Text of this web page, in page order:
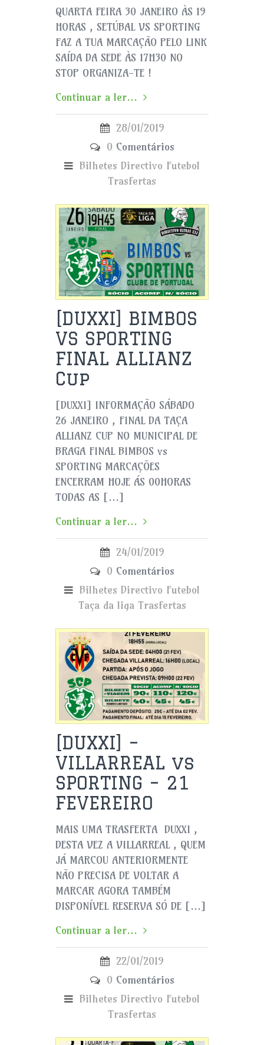
QUARTA FEIRA 30 JANEIRO ÀS 19
HORAS , SETÚBAL VS SPORTING
FAZ A TUA MARCAÇÃO PELO LINK
SAÍDA DA SEDE ÀS 17H30 NO
STOP ORGANIZA-TE !
Continuar a ler...
28/01/2019
0 Comentários
Bilhetes Directivo Futebol
Trasfertas
[DUXXI] BIMBOS
VS SPORTING
FINAL ALLIANZ
Cup
[DUXXI] INFORMAÇÃO SÁBADO
26 JANEIRO , FINAL DA TAÇA
ALLIANZ CUP NO MUNICIPAL DE
BRAGA FINAL BIMBOS vs
SPORTING MARCAÇÕES
ENCERRAM HOJE ÁS 00HORAS
TODAS AS […]
Continuar a ler...
24/01/2019
0 Comentários
Bilhetes Directivo Futebol
Taça da liga Trasfertas
[DUXXI] –
VILLARREAL vs
SPORTING – 21
FEVEREIRO
MAIS UMA TRASFERTA DUXXI ,
DESTA VEZ A VILLARREAL , QUEM
JÁ MARCOU ANTERIORMENTE
NÃO PRECISA DE VOLTAR A
MARCAR AGORA TAMBÉM
DISPONÍVEL RESERVA SÓ DE […]
Continuar a ler...
22/01/2019
0 Comentários
Bilhetes Directivo Futebol
Trasfertas